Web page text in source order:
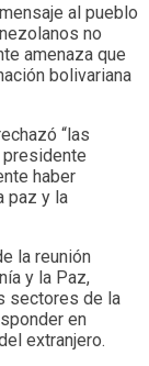
al pueblo
no
amenaza que
bolivariana
“las
haber
paz y la
la reunión
y la Paz,
sectores de la
en
extranjero.